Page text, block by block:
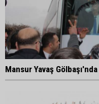
Mansur Yavaş Gölbaşı'nda